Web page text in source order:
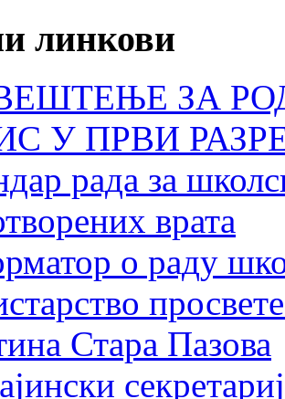
линкови
ЗА
У ПРВИ
рада за
врата
о раду
Стара Пазова